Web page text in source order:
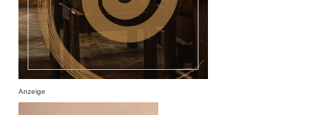
Anzeige